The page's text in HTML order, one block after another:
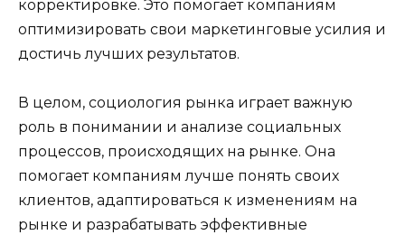
корректировке. Это помогает компаниям
оптимизировать свои маркетинговые усилия и
достичь лучших результатов.
В целом, социология рынка играет важную
роль в понимании и анализе социальных
процессов, происходящих на рынке. Она
помогает компаниям лучше понять своих
клиентов, адаптироваться к изменениям на
рынке и разрабатывать эффективные